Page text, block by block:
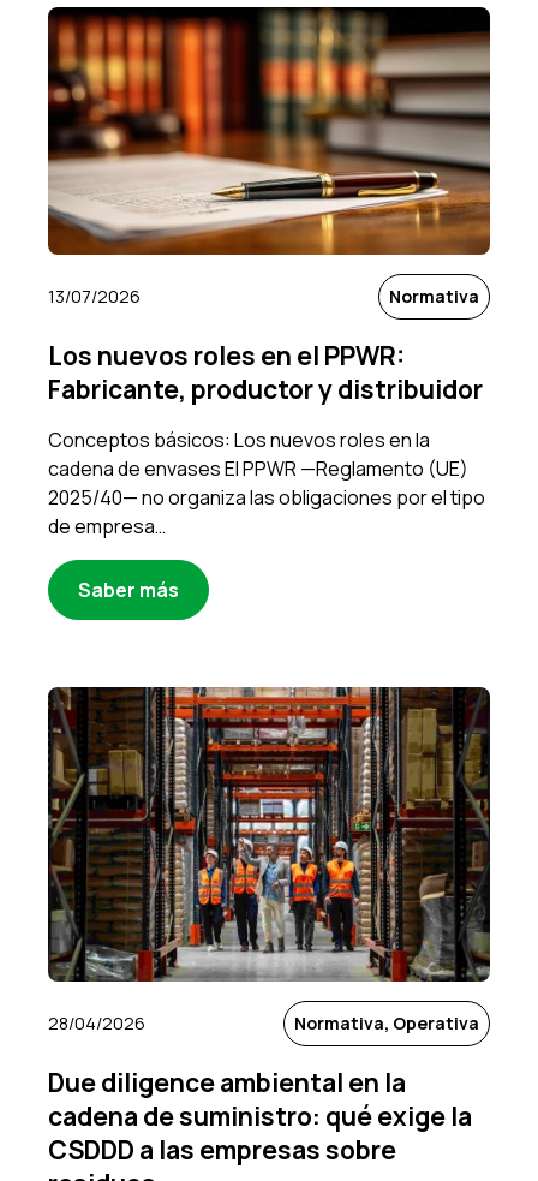
13/07/2026 Normativa
Los nuevos roles en el PPWR:
Fabricante, productor y distribuidor
Conceptos básicos: Los nuevos roles en la
cadena de envases El PPWR —Reglamento (UE)
2025/40— no organiza las obligaciones por el tipo
de empresa…
Saber más
28/04/2026 Normativa, Operativa
Due diligence ambiental en la
cadena de suministro: qué exige la
CSDDD a las empresas sobre